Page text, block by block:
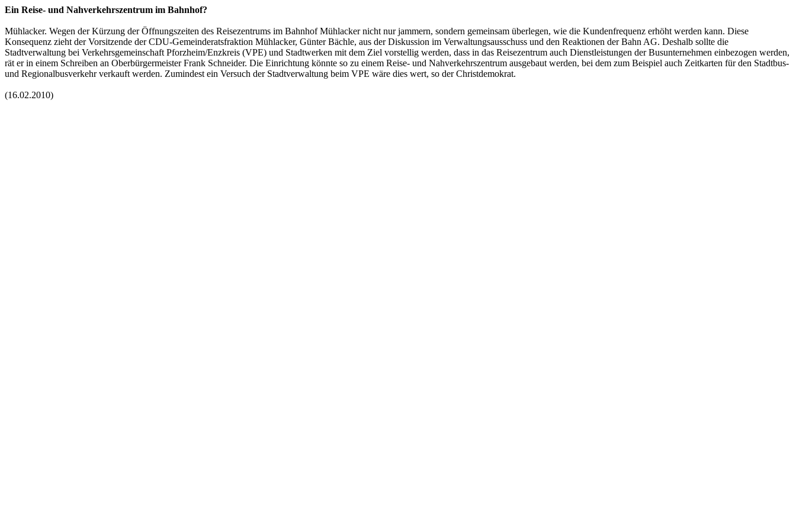
Ein Reise- und Nahverkehrszentrum im Bahnhof?
Mühlacker. Wegen der Kürzung der Öffnungszeiten des Reisezentrums im Bahnhof Mühlacker nicht nur jammern, sondern gemeinsam überlegen, wie die Kundenfrequenz erhöht werden kann. Diese
Konsequenz zieht der Vorsitzende der CDU-Gemeinderatsfraktion Mühlacker, Günter Bächle, aus der Diskussion im Verwaltungsausschuss und den Reaktionen der Bahn AG. Deshalb sollte die
Stadtverwaltung bei Verkehrsgemeinschaft Pforzheim/Enzkreis (VPE) und Stadtwerken mit dem Ziel vorstellig werden, dass in das Reisezentrum auch Dienstleistungen der Busunternehmen einbezogen werden,
rät er in einem Schreiben an Oberbürgermeister Frank Schneider. Die Einrichtung könnte so zu einem Reise- und Nahverkehrszentrum ausgebaut werden, bei dem zum Beispiel auch Zeitkarten für den Stadtbus-
und Regionalbusverkehr verkauft werden. Zumindest ein Versuch der Stadtverwaltung beim VPE wäre dies wert, so der Christdemokrat.
(16.02.2010)